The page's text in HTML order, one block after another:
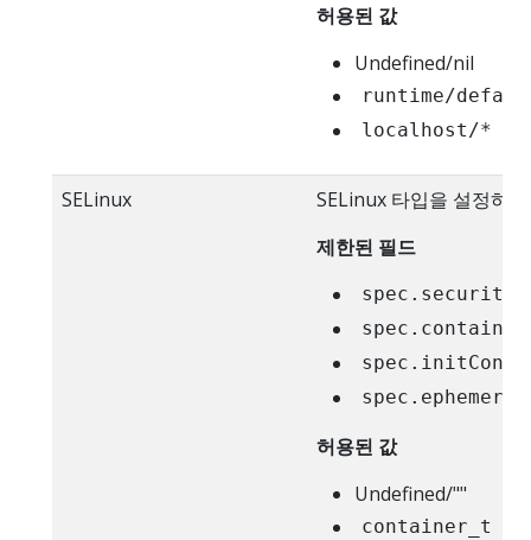
허용된 값
Undefined/nil
runtime/
localhost/*
SELinux
SELinux 타입을 설정하
제한된 필드
허용된 값
Undefined/""
container_t